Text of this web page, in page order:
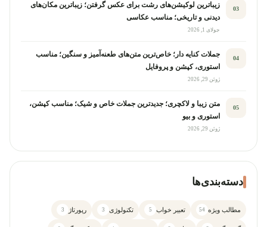
03
زیباترین لوکیشن‌های رشت برای عکس گرفتن؛ زیباترین مکان‌های
دیدنی و تاریخی؛ مناسب عکاسی
جولای 1, 2026
04
جملات کنایه دار؛ خاص‌ترین متن‌های طعنه‌آمیز و سنگین؛ مناسب
استوری، کپشن و پروفایل
ژوئن 29, 2026
05
متن زیبا و لاکچری؛ جدیدترین جملات خاص و شیک؛ مناسب کپشن،
استوری و بیو
ژوئن 29, 2026
دسته‌بندی‌ها
مطالب ویژه 54 تعبیر خواب 5 تکنولوژی 3 رپورتاژ 3